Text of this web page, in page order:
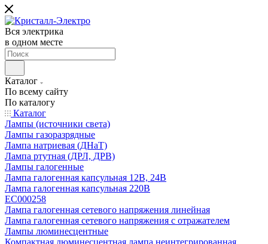
Вся электрика
в одном месте
Каталог
По всему сайту
По каталогу
Каталог
Лампы (источники света)
Лампы газоразрядные
Лампа натриевая (ДНаТ)
Лампа ртутная (ДРЛ, ДРВ)
Лампы галогенные
Лампа галогенная капсульная 12В, 24В
Лампа галогенная капсульная 220В
EC000258
Лампа галогенная сетевого напряжения линейная
Лампа галогенная сетевого напряжения с отражателем
Лампы люминесцентные
Компактная люминесцентная лампа неинтегрированная